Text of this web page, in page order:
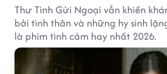
Thư Tình Gửi Ngoại vẫn khiến
bởi tình thân và những hy sinh
là phim tình cảm hay nhất 2026.